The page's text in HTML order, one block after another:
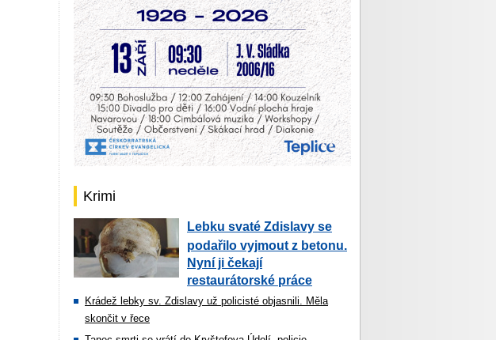
Krimi
Lebku svaté Zdislavy se
podařilo vyjmout z betonu.
Nyní ji čekají
restaurátorské práce
Krádež lebky sv. Zdislavy už policisté objasnili. Měla
skončit v řece